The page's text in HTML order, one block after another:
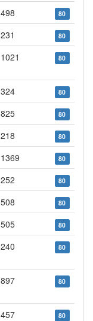
498 80
231 80
1021 80
324 80
825 80
218 80
1369 80
252 80
508 80
505 80
240 80
897 80
457 80